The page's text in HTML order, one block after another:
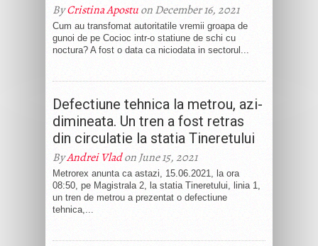
ByCristina Apostuon December 16, 2021
Cum au transfomat autoritatile vremii groapa de
gunoi de pe Cocioc intr-o statiune de schi cu
noctura? A fost o data ca niciodata in sectorul...
Defectiune tehnica la metrou, azi-
dimineata. Un tren a fost retras
din circulatie la statia Tineretului
ByAndrei Vladon June 15, 2021
Metrorex anunta ca astazi, 15.06.2021, la ora
08:50, pe Magistrala 2, la statia Tineretului, linia 1,
un tren de metrou a prezentat o defectiune
tehnica,...